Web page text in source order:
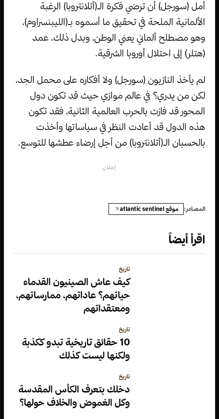
أمل (سورجل) أن ترضي فكرة الـ(أتلانتروبا) الرغبة
الألمانية الملحة في تحقيق ما أسموه بـ(الليبنسراوم)،
وهو مصطلح ألماني يعني الوطن، وبدل ذلك، عمد
(هتلر) إلى احتلال أوروبا الشرقية.
لم يأخذ النازيون (سورجل) ولا أفكاره على محمل الجد،
لكن من يدري؟ في عالم موازي حيث قد تكون دول
المحور قد فازت بالحرب العالمية الثانية، فقد تكون
هذه الدول قد أعادت النظر في سياساتها وأخذت
بالحسبان الـ(أتلانتروبا) من أجل إرضاء عطشها للتوسع.
إعلان
المصادر: موقع atlantic sentinel
اقرأ أيضاً
تاريخ
كيف عاش الصينيون القدماء
حياتهم؟ عاداتهم، ممارساتهم،
ومعتقداتهم
تاريخ
10 حقائق تاريخية تبدو ككذبة
ولكنها ليست كذلك
تاريخ
دخلك بتعرف الكأس المقدسة
وكل الغموض والخلاف حولها؟